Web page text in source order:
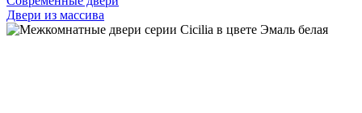
Двери из массива